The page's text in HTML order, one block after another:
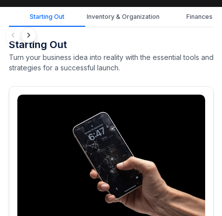
Starting Out Inventory & Organization Finances
Starting Out
Turn your business idea into reality with the essential tools and
strategies for a successful launch.